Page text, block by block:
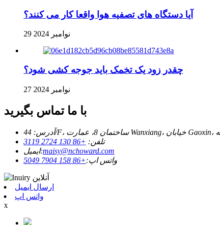
آیا دستگاه های تصفیه هوا واقعا کار می کنند؟
29 نوامبر 2024
چقدر زود یک تخمک باید جوجه کشی شود؟
27 نوامبر 2024
با ما تماس بگیرید
تلفن: +86 130 2724 3119
ایمیل:maisy@nchoward.com
واتس اپ:+86 158 7904 5049
ارسال ایمیل
واتس اپ
x